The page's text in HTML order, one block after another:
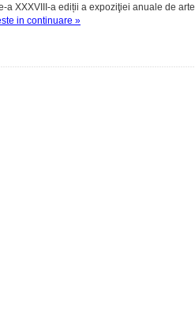
a XXXVIII-a ediții a expoziţiei anuale de arte
in continuare »